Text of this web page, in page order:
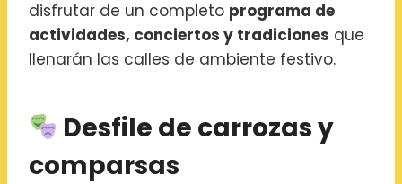
disfrutar de un completo programa de
actividades, conciertos y tradiciones que
llenarán las calles de ambiente festivo.
Desfile de carrozas y
comparsas